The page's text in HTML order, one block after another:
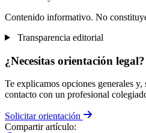
Contenido informativo. No
Transparencia editorial
¿Necesitas orientación legal?
Te explicamos opciones generales
contacto con un profesional
Solicitar orientación
Compartir artículo: